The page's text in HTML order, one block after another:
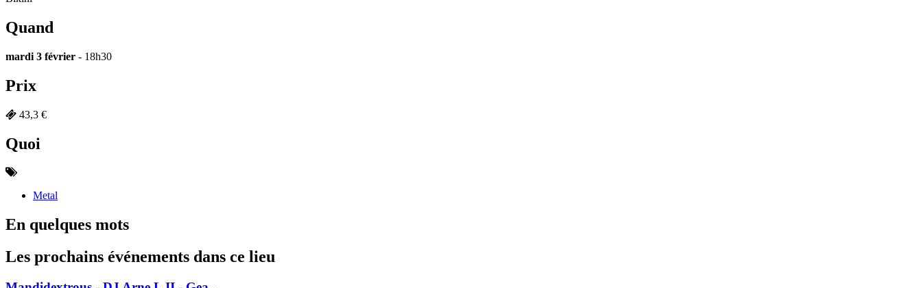
Quand
mardi 3 février - 18h30
Prix
43,3 €
Quoi
Metal
En quelques mots
Les prochains événements dans ce lieu